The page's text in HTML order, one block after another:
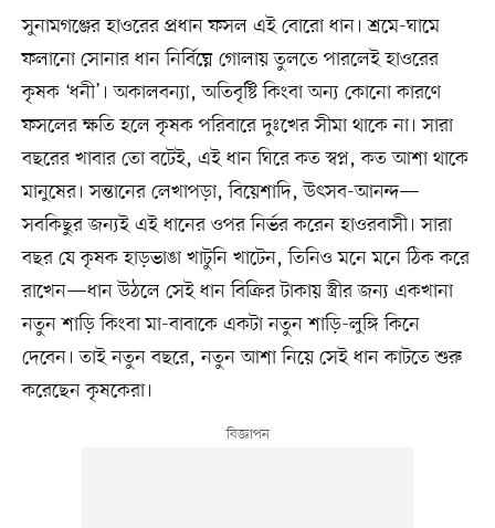
সুনামগঞ্জের হাওরের প্রধান ফসল এই বোরো ধান। শ্রমে-ঘামে
ফলানো সোনার ধান নির্বিঘ্নে গোলায় তুলতে পারলেই হাওরের
কৃষক ‘ধনী’। অকালবন্যা, অতিবৃষ্টি কিংবা অন্য কোনো কারণে
ফসলের ক্ষতি হলে কৃষক পরিবারে দুঃখের সীমা থাকে না। সারা
বছরের খাবার তো বটেই, এই ধান ঘিরে কত স্বপ্ন, কত আশা থাকে
মানুষের। সন্তানের লেখাপড়া, বিয়েশাদি, উৎসব-আনন্দ—
সবকিছুর জন্যই এই ধানের ওপর নির্ভর করেন হাওরবাসী। সারা
বছর যে কৃষক হাড়ভাঙা খাটুনি খাটেন, তিনিও মনে মনে ঠিক করে
রাখেন—ধান উঠলে সেই ধান বিক্রির টাকায় স্ত্রীর জন্য একখানা
নতুন শাড়ি কিংবা মা-বাবাকে একটা নতুন শাড়ি-লুঙ্গি কিনে
দেবেন। তাই নতুন বছরে, নতুন আশা নিয়ে সেই ধান কাটতে শুরু
করেছেন কৃষকেরা।